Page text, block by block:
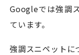
Googleでは強調
ています。
強調スニペットに